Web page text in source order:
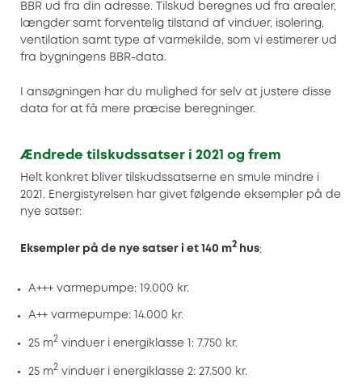
BBR ud fra din adresse. Tilskud beregnes ud fra arealer,
længder samt forventelig tilstand af vinduer, isolering,
ventilation samt type af varmekilde, som vi estimerer ud
fra bygningens BBR-data.
I ansøgningen har du mulighed for selv at justere disse
data for at få mere præcise beregninger.
Ændrede tilskudssatser i 2021 og frem
Helt konkret bliver tilskudssatserne en smule mindre i
2021. Energistyrelsen har givet følgende eksempler på de
nye satser:
Eksempler på de nye satser i et 140 m2 hus:
A+++ varmepumpe: 19.000 kr.
A++ varmepumpe: 14.000 kr.
25 m2 vinduer i energiklasse 1: 7.750 kr.
25 m2 vinduer i energiklasse 2: 27.500 kr.